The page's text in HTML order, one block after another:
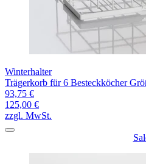
Winterhalter
Trägerkorb für 6 Besteckköcher
93,75 €
125,00 €
zzgl. MwSt.